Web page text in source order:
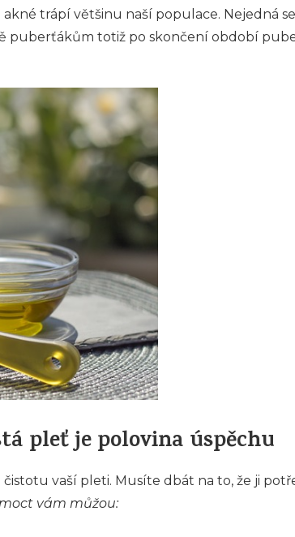
trápí většinu naší populace. Nejedná
puberťákům totiž po skončení období
pleť je polovina úspěchu
vaší pleti. Musíte dbát na to, že ji
vám můžou: